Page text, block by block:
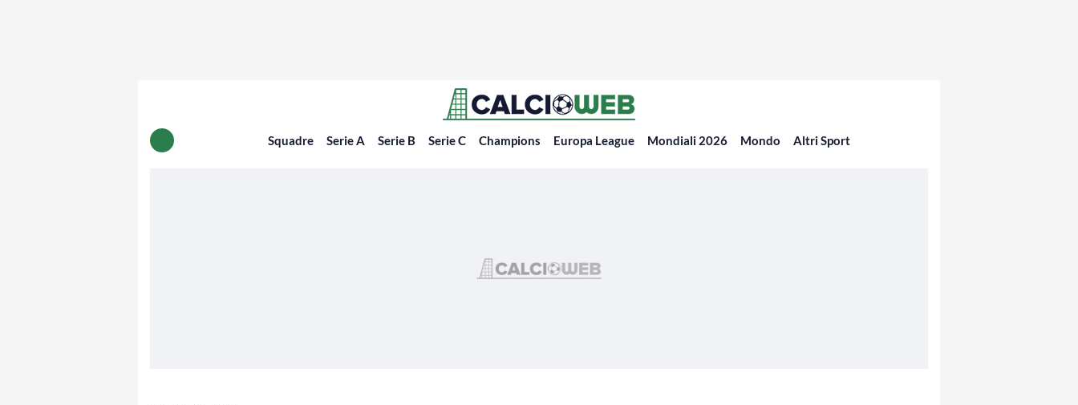
Squadre Serie A Serie B Serie C Champions Europa League Mondiali 2026 Mondo Altri Sport